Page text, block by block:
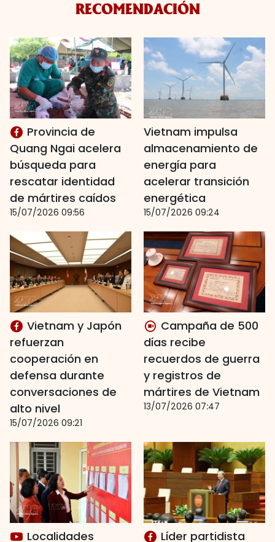
RECOMENDACIÓN
Provincia de
Quang Ngai acelera
búsqueda para
rescatar identidad
de mártires caídos
15/07/2026 09:56
Vietnam impulsa
almacenamiento de
energía para
acelerar transición
energética
15/07/2026 09:24
Vietnam y Japón
refuerzan
cooperación en
defensa durante
conversaciones de
alto nivel
15/07/2026 09:21
Campaña de 500
días recibe
recuerdos de guerra
y registros de
mártires de Vietnam
13/07/2026 07:47
Localidades Líder partidista